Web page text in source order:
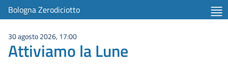
Bologna Zerodiciotto
30 agosto 2026, 17:00
Attiviamo la Lune